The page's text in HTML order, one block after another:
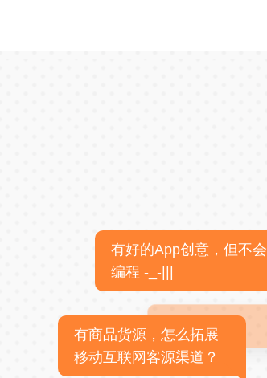
有好的App创意，但不会
编程 -_-|||
有商品货源，怎么拓展
移动互联网客源渠道？